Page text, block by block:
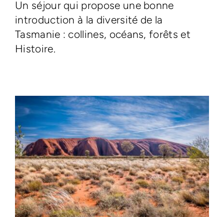
Un séjour qui propose une bonne
introduction à la diversité de la
Tasmanie : collines, océans, forêts et
Histoire.